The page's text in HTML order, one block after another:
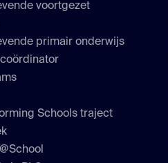
voortgezet
primair onderwijs
Schools traject